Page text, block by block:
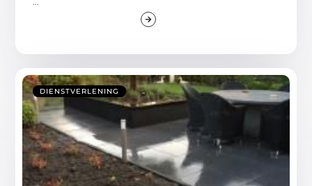
DIENSTVERLENING